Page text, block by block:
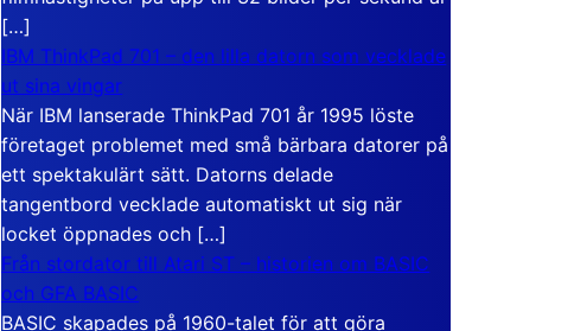
[…]
IBM ThinkPad 701 – den lilla datorn som vecklade
ut sina vingar
När IBM lanserade ThinkPad 701 år 1995 löste
företaget problemet med små bärbara datorer på
ett spektakulärt sätt. Datorns delade
tangentbord vecklade automatiskt ut sig när
locket öppnades och […]
Från stordator till Atari ST – historien om BASIC
och GFA BASIC
BASIC skapades på 1960-talet för att göra